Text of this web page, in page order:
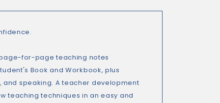
for-page teaching notes
Book and Workbook, plus
speaking. A teacher development
teaching techniques in an easy and